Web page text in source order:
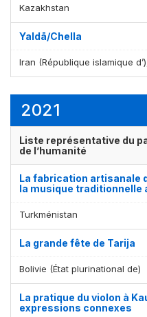
Kazakhstan
Yaldā/Chella
Iran (République islamique
2021
Liste représentative du
de l’humanité
La fabrication artisanale
la musique traditionnelle
Turkménistan
La grande fête de Tarija
Bolivie (État plurinational de)
La pratique du violon à
expressions connexes